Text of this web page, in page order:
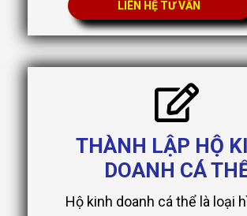
LIÊN HỆ TƯ VẤN
THÀNH LẬP HỘ
DOANH CÁ
Hộ kinh doanh cá thể là loại